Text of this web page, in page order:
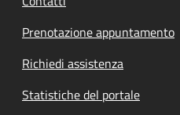
Prenotazione appuntamento
Richiedi assistenza
Statistiche del portale